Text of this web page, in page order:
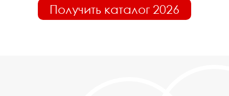
Получить каталог 2026